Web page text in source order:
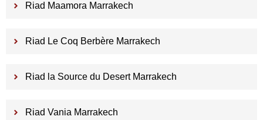
Riad Maamora Marrakech
Riad Le Coq Berbère Marrakech
Riad la Source du Desert Marrakech
Riad Vania Marrakech